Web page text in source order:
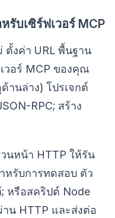
รับเซิร์ฟเวอร์ MCP
ตั้งค่า URL พื้นฐาน
วอร์ MCP ของคุณ
านล่าง) โปรเจกต์
RPC; สร้าง
นหน้า HTTP ให้รัน
หรับการทดสอบ ตัว
หรือสคริปต์ Node
น HTTP และส่งต่อ